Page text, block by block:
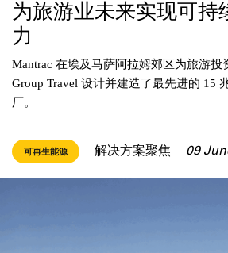
为旅游业未来实现可持
力
Mantrac 在埃及马萨阿拉姆郊区为旅游投
Group Travel 设计并建造了最先进的 15
厂。
可再生能源 解决方案聚焦 09